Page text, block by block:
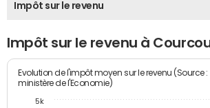
Impôt sur le revenu
Impôt sur le revenu à
Evolution de l'impôt moyen sur le revenu (Source :
ministère de l'Economie)
5k